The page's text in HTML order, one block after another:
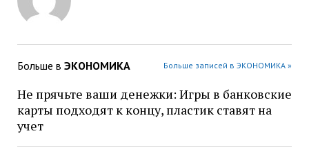
Больше в ЭКОНОМИКА Больше записей в ЭКОНОМИКА »
Не прячьте ваши денежки: Игры в банковские
карты подходят к концу, пластик ставят на
учет